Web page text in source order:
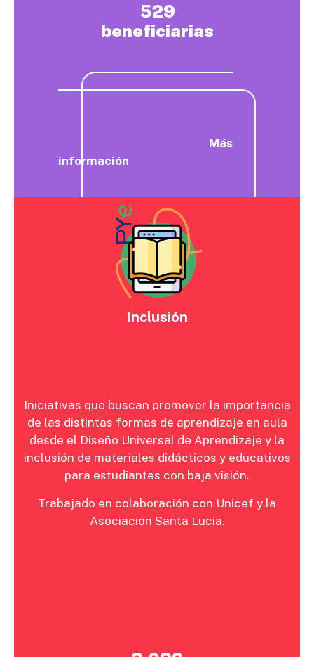
529
beneficiarias
Más
información
Inclusión
Iniciativas que buscan promover la importancia
de las distintas formas de aprendizaje en aula
desde el Diseño Universal de Aprendizaje y la
inclusión de materiales didácticos y educativos
para estudiantes con baja visión.
Trabajado en colaboración con Unicef y la
Asociación Santa Lucía.